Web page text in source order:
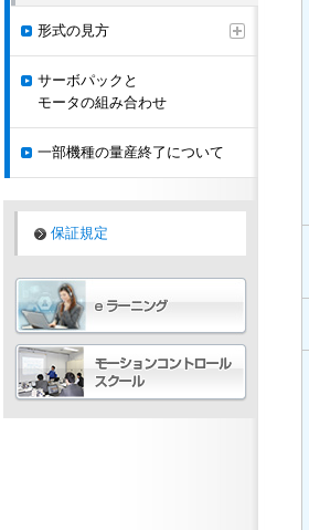
形式の見方
サーボパックと
モータの組み合わせ
一部機種の量産終了について
保証規定